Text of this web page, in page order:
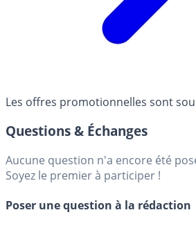
Les offres promotionnelles sont
Questions & Échanges
Aucune question n'a encore été
Soyez le premier à participer !
Poser une question à la rédaction